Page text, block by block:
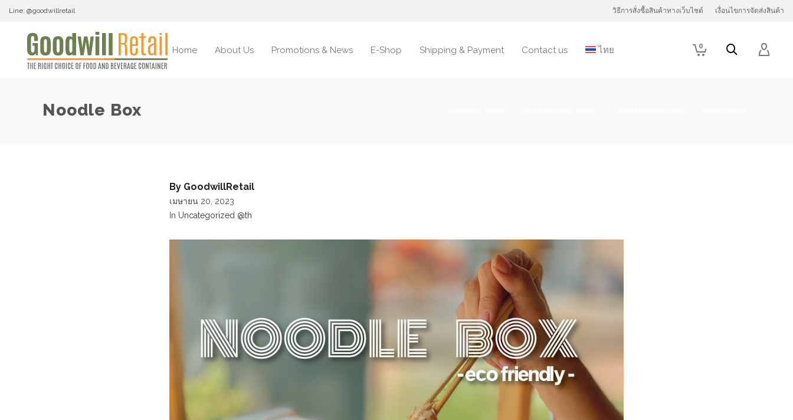
Line: @goodwillretail วิธีการสั่งซื้อสินค้าทางเว็บไซต์ เงื่อนไขการจัดส่งสินค้า
Home About Us Promotions & News E-Shop Shipping & Payment Contact us ไทย 0
Noodle Box
By GoodwillRetail
เมษายน 20, 2023
In Uncategorized @th